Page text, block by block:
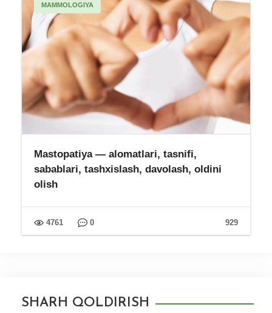
MAMMOLOGIYA
Mastopatiya — alomatlari, tasnifi,
sabablari, tashxislash, davolash, oldini
olish
929
4761 0
SHARH QOLDIRISH